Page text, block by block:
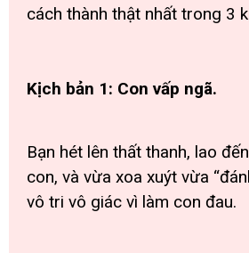
cách thành thật nhất trong 3
Kịch bản 1: Con vấp ngã.
Bạn hét lên thất thanh, lao
con, và vừa xoa xuýt vừa
vô tri vô giác vì làm con đau.